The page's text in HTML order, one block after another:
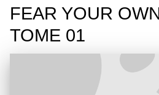
FEAR YOUR
TOME 01